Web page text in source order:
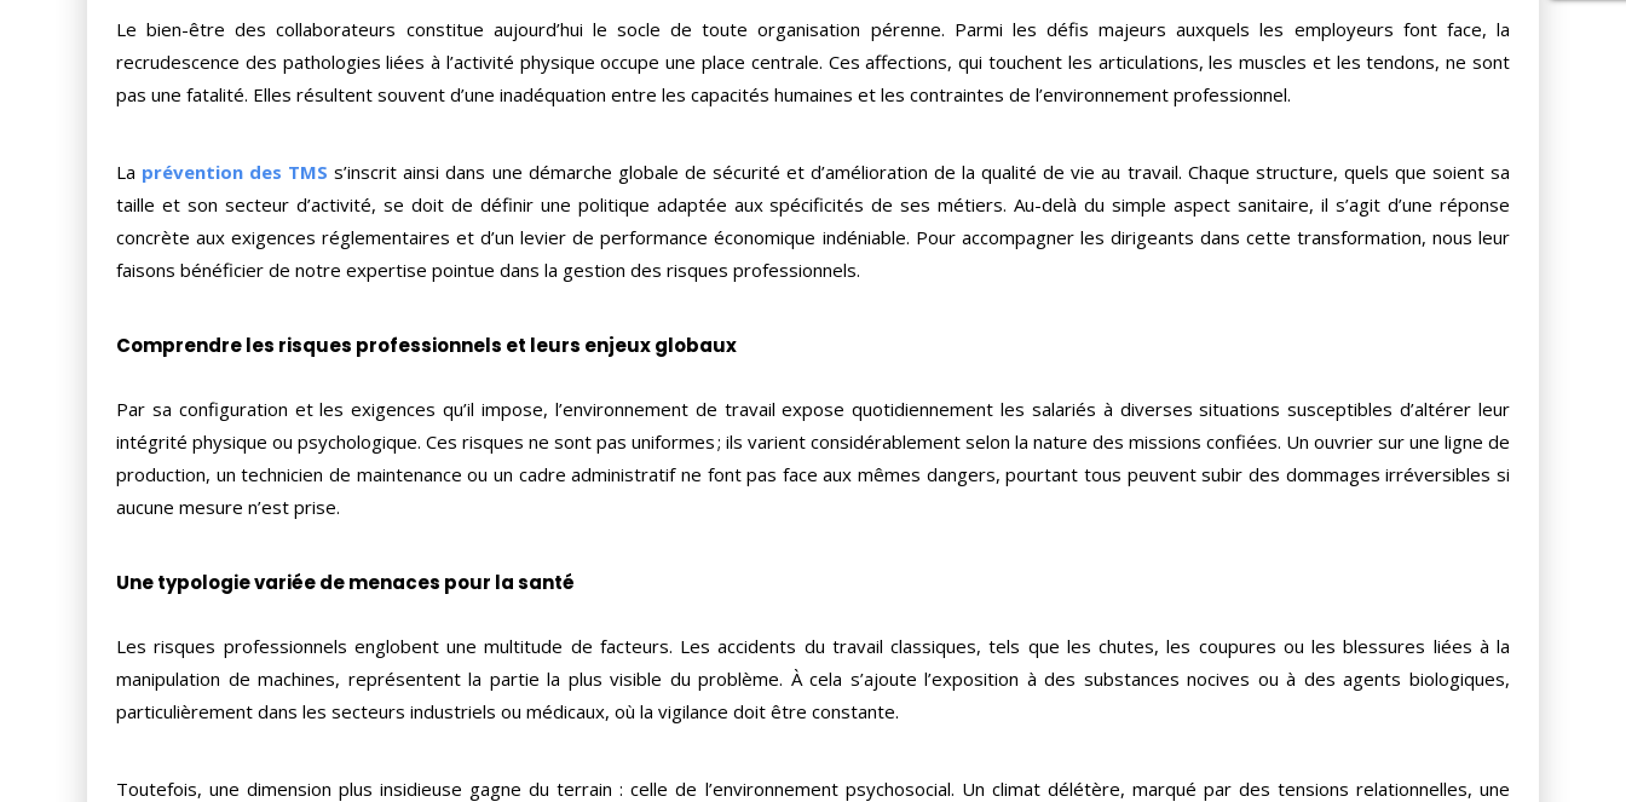
Le bien-être des collaborateurs constitue aujourd’hui le socle de toute organisation pérenne. Parmi les défis majeurs auxquels les employeurs font face, la
recrudescence des pathologies liées à l’activité physique occupe une place centrale. Ces affections, qui touchent les articulations, les muscles et les tendons, ne sont
pas une fatalité. Elles résultent souvent d’une inadéquation entre les capacités humaines et les contraintes de l’environnement professionnel.
La prévention des TMS s’inscrit ainsi dans une démarche globale de sécurité et d’amélioration de la qualité de vie au travail. Chaque structure, quels que soient sa
taille et son secteur d’activité, se doit de définir une politique adaptée aux spécificités de ses métiers. Au-delà du simple aspect sanitaire, il s’agit d’une réponse
concrète aux exigences réglementaires et d’un levier de performance économique indéniable. Pour accompagner les dirigeants dans cette transformation, nous leur
faisons bénéficier de notre expertise pointue dans la gestion des risques professionnels.
Comprendre les risques professionnels et leurs enjeux globaux
Par sa configuration et les exigences qu’il impose, l’environnement de travail expose quotidiennement les salariés à diverses situations susceptibles d’altérer leur
intégrité physique ou psychologique. Ces risques ne sont pas uniformes ; ils varient considérablement selon la nature des missions confiées. Un ouvrier sur une ligne de
production, un technicien de maintenance ou un cadre administratif ne font pas face aux mêmes dangers, pourtant tous peuvent subir des dommages irréversibles si
aucune mesure n’est prise.
Une typologie variée de menaces pour la santé
Les risques professionnels englobent une multitude de facteurs. Les accidents du travail classiques, tels que les chutes, les coupures ou les blessures liées à la
manipulation de machines, représentent la partie la plus visible du problème. À cela s’ajoute l’exposition à des substances nocives ou à des agents biologiques,
particulièrement dans les secteurs industriels ou médicaux, où la vigilance doit être constante.
Toutefois, une dimension plus insidieuse gagne du terrain : celle de l’environnement psychosocial. Un climat délétère, marqué par des tensions relationnelles, une